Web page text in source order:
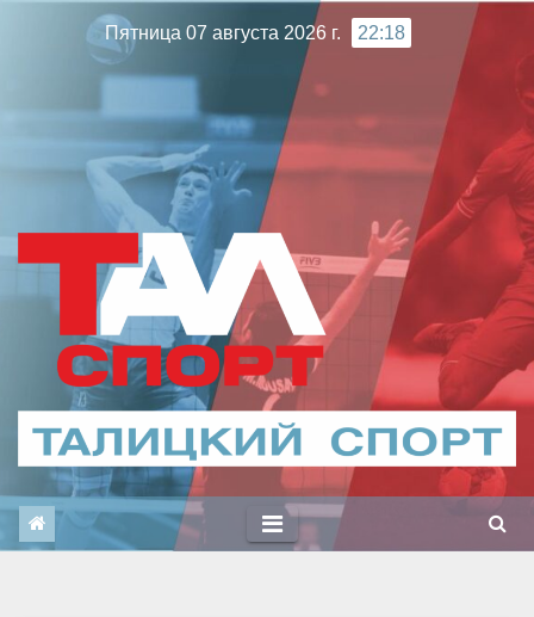
Пятница 07 августа 2026 г. 22:18